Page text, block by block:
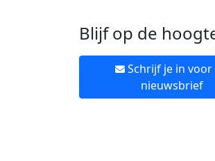
Blijf op de
Schrijf je in voor
nieuwsbrief